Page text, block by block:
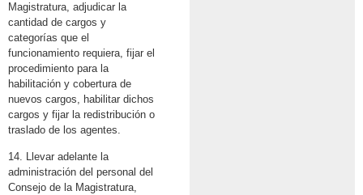
Magistratura, adjudicar la
cantidad de cargos y
categorías que el
funcionamiento requiera, fijar el
procedimiento para la
habilitación y cobertura de
nuevos cargos, habilitar dichos
cargos y fijar la redistribución o
traslado de los agentes.
14. Llevar adelante la
administración del personal del
Consejo de la Magistratura,